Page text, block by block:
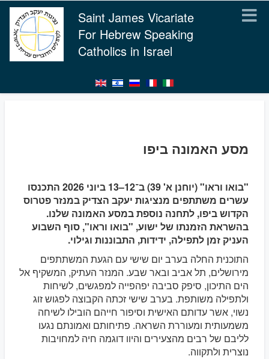
Saint James Vicariate
For Hebrew Speaking
Catholics in Israel
מסע האמונה ביפו
"בואו וראו" (יוחנן א' 39) ב־12–13 ביוני 2026 התכנסו
עשרים משתתפים מנציגות יעקב הצדיק במנזר פטרוס
הקדוש ביפו, לתחנה נוספת במסע האמונה שלנו.
בהשראת הזמנתו של ישוע, "בואו וראו", סוף השבוע
העניק זמן לתפילה, ידידות, התבוננות וגילוי.
התוכנית החלה בערב יום שישי עם הגעת המשתתפים
מירושלים, תל אביב ובאר שבע. המנזר העתיק, המשקיף אל
הים התיכון, סיפק סביבה יפהפייה למפגשים, לשיחות
ולתפילה משותפת. בערב שישי זכתה הקבוצה לפגוש זוג
נשוי, אשר עדותם האישית וסיפור חייהם הובילו לשיחה
משמעותית ומעוררת השראה. פתיחותם ואמונתם נגעו
לליבם של רבים מהצעירים והיוו דוגמה חיה למחויבות
נוצרית ולתקווה.